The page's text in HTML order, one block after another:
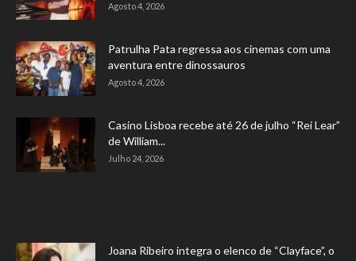
Agosto 4, 2026
Patrulha Pata regressa aos cinemas com uma
aventura entre dinossauros
Agosto 4, 2026
Casino Lisboa recebe até 26 de julho “Rei Lear”
de William...
Julho 24, 2026
Joana Ribeiro integra o elenco de “Clayface”, o